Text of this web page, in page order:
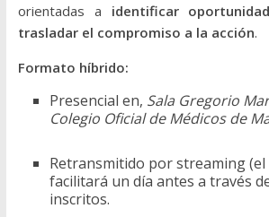
orientadas a identificar
trasladar el compromiso a la acción.
Formato híbrido:
Presencial en, Sala Gregorio
Colegio Oficial de Médicos de
Retransmitido por streaming (el
facilitará un día antes a través
inscritos.